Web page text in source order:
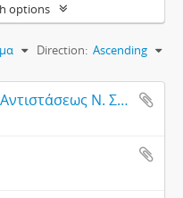
options
Direction: Ascending
«Ένωση Θυμάτων Εθνικής Αντιστάσεως Ν. Σερρών 1941 και εντεύθεν»